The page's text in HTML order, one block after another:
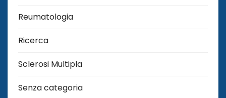
Reumatologia
Ricerca
Sclerosi Multipla
Senza categoria